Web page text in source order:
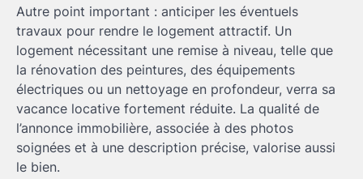
Autre point important : anticiper les éventuels
travaux pour rendre le logement attractif. Un
logement nécessitant une remise à niveau, telle que
la rénovation des peintures, des équipements
électriques ou un nettoyage en profondeur, verra sa
vacance locative fortement réduite. La qualité de
l’annonce immobilière, associée à des photos
soignées et à une description précise, valorise aussi
le bien.